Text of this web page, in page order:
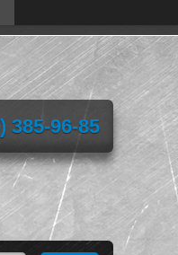
385-96-85